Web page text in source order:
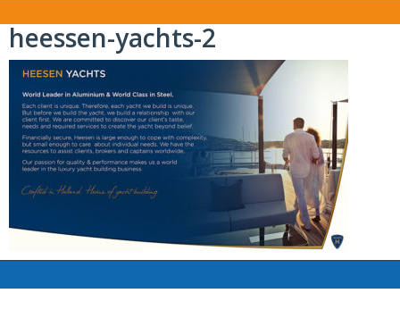
heessen-yachts-2